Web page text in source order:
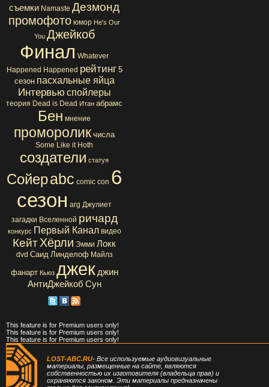
съемки Namaste Дезмонд
промофото юмор He's Our
You Джейкоб
Финал Whatever
Happened Happened рейтинг 5
сезон пасхальные яйца
Интервью спойлеры
теория Dead is Dead Итан абрамс
Бен мнение
проморолик числа
Some Like it Hoth
создатели статуя
Сойерabc comic con 6
сезон arg Джулиет
загадки Вселенной ричард
конкурс Первый Канал видео
КейтХёрли Эмми Локк
dvd Саид Линделоф Майлз
фанарт Кьюз джек джин
АнтиДжейкоб Сун
This feature is for Premium users only!
This feature is for Premium users only!
This feature is for Premium users only!
LOST-ABC.RU- Все используемые аудиовизуальные
материалы, размещенные на сайте, являются
собственностью их изготовителя (владельца прав) и
охраняются законом. Эти материалы предназначены